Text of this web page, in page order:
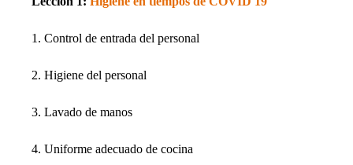
1. Control de entrada del personal
2. Higiene del personal
3. Lavado de manos
4. Uniforme adecuado de cocina